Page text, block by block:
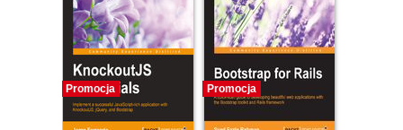
Promocja Promocja